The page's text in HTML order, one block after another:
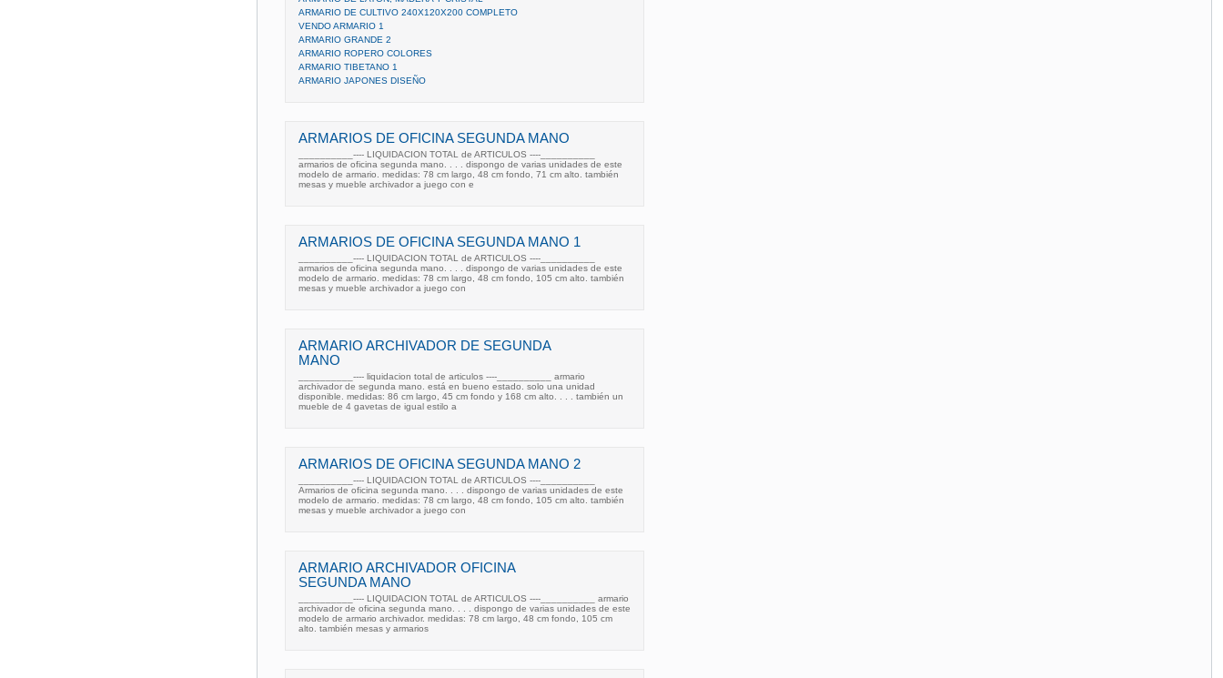
ARMARIO DE CULTIVO 240X120X200 COMPLETO
VENDO ARMARIO 1
ARMARIO GRANDE 2
ARMARIO ROPERO COLORES
ARMARIO TIBETANO 1
ARMARIO JAPONES DISEÑO
ARMARIOS DE OFICINA SEGUNDA MANO
__________---- LIQUIDACION TOTAL de ARTICULOS ----__________
armarios de oficina segunda mano. . . . dispongo de varias unidades de este
modelo de armario. medidas: 78 cm largo, 48 cm fondo, 71 cm alto. también
mesas y mueble archivador a juego con e
ARMARIOS DE OFICINA SEGUNDA MANO 1
__________---- LIQUIDACION TOTAL de ARTICULOS ----__________
armarios de oficina segunda mano. . . . dispongo de varias unidades de este
modelo de armario. medidas: 78 cm largo, 48 cm fondo, 105 cm alto. también
mesas y mueble archivador a juego con
ARMARIO ARCHIVADOR DE SEGUNDA
MANO
__________---- liquidacion total de articulos ----__________ armario
archivador de segunda mano. está en bueno estado. solo una unidad
disponible. medidas: 86 cm largo, 45 cm fondo y 168 cm alto. . . . también un
mueble de 4 gavetas de igual estilo a
ARMARIOS DE OFICINA SEGUNDA MANO 2
__________---- LIQUIDACION TOTAL de ARTICULOS ----__________
Armarios de oficina segunda mano. . . . dispongo de varias unidades de este
modelo de armario. medidas: 78 cm largo, 48 cm fondo, 105 cm alto. también
mesas y mueble archivador a juego con
ARMARIO ARCHIVADOR OFICINA
SEGUNDA MANO
__________---- LIQUIDACION TOTAL de ARTICULOS ----__________ armario
archivador de oficina segunda mano. . . . dispongo de varias unidades de este
modelo de armario archivador. medidas: 78 cm largo, 48 cm fondo, 105 cm
alto. también mesas y armarios